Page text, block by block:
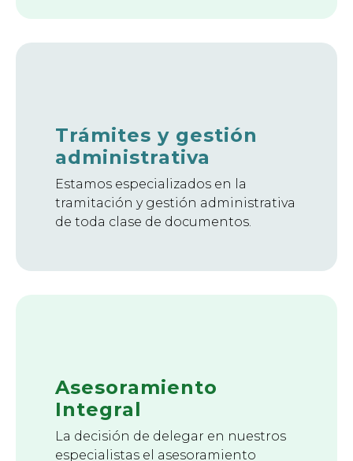
Trámites y gestión
administrativa
Estamos especializados en la
tramitación y gestión administrativa
de toda clase de documentos.
Asesoramiento
Integral
La decisión de delegar en nuestros
especialistas el asesoramiento